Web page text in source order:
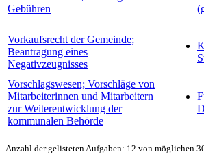
Gebühren
Vorkaufsrecht der Gemeinde;
Beantragung eines
Negativzeugnisses
Vorschlagswesen; Vorschläge von
Mitarbeiterinnen und Mitarbeitern
zur Weiterentwicklung der
kommunalen Behörde
Anzahl der gelisteten Aufgaben: 12 von möglichen